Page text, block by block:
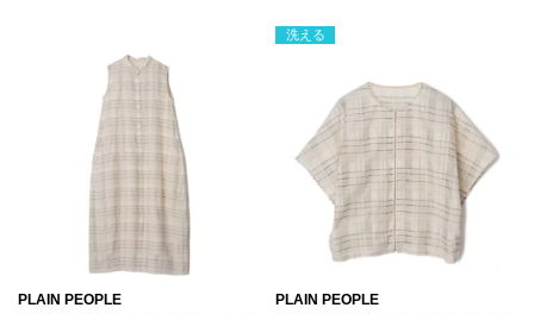
PLAIN PEOPLE
洗える
PLAIN PEOPLE